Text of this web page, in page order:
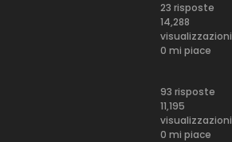
23 risposte
14,288
visualizzazioni
0 mi piace
93 risposte
11,195
visualizzazioni
0 mi piace